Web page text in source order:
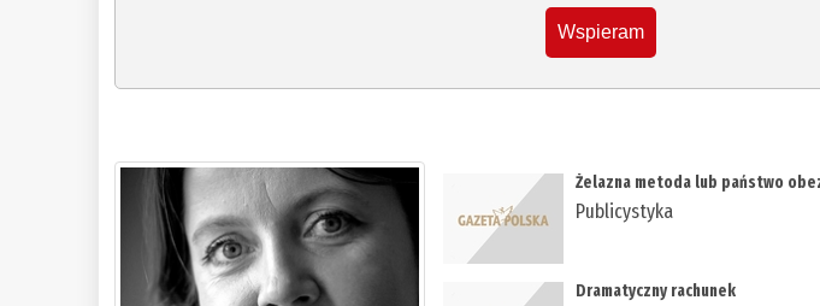
Wspieram
Żelazna metoda lub państwo
Publicystyka
Dramatyczny rachunek